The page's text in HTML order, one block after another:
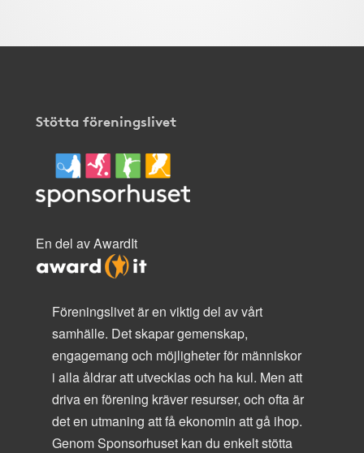
Stötta föreningslivet
En del av AwardIt
Föreningslivet är en viktig del av vårt
samhälle. Det skapar gemenskap,
engagemang och möjligheter för människor
i alla åldrar att utvecklas och ha kul. Men att
driva en förening kräver resurser, och ofta är
det en utmaning att få ekonomin att gå ihop.
Genom Sponsorhuset kan du enkelt stötta